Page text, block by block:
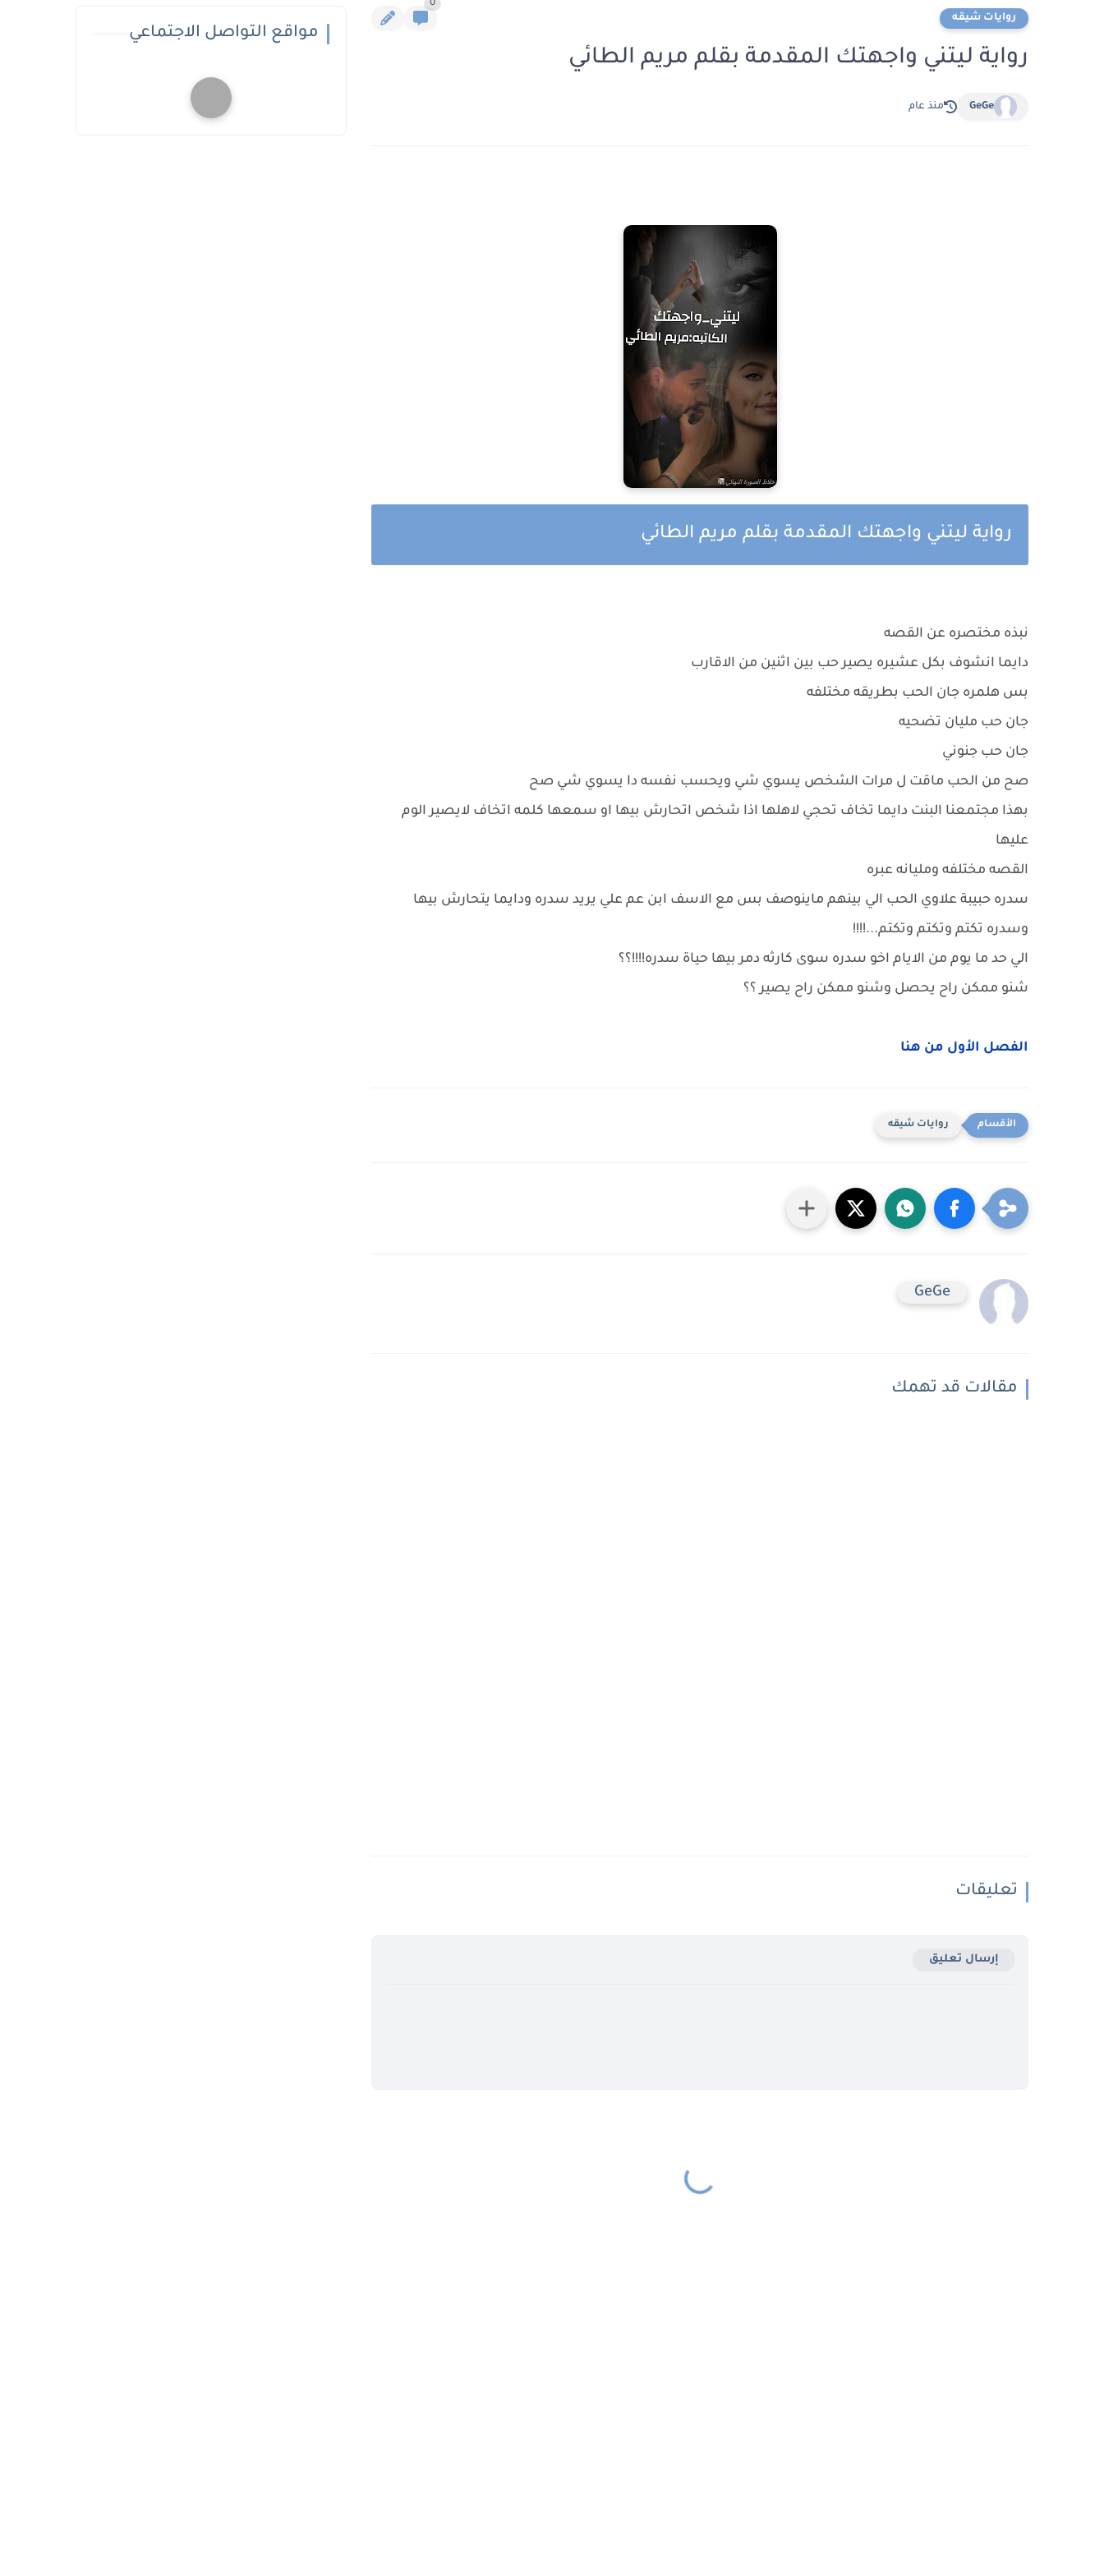
روايات شيقه
0
رواية ليتني واجهتك المقدمة بقلم مريم الطائي
GeGe منذ عام
رواية ليتني واجهتك المقدمة بقلم مريم الطائي
نبذه مختصره عن القصه
دايما انشوف بكل عشيره يصير حب بين اثنين من الاقارب
بس هلمره جان الحب بطريقه مختلفه
جان حب مليان تضحيه
جان حب جنوني
صح من الحب ماقت ل مرات الشخص يسوي شي ويحسب نفسه دا يسوي شي صح
بهذا مجتمعنا البنت دايما تخاف تحجي لاهلها اذا شخص اتحارش بيها او سمعها كلمه اتخاف لايصير الوم
عليها
القصه مختلفه ومليانه عبره
سدره حبيبة علاوي الحب الي بينهم ماينوصف بس مع الاسف ابن عم علي يريد سدره ودايما يتحارش بيها
وسدره تكتم وتكتم وتكتم...!!!!
الي حد ما يوم من الايام اخو سدره سوى كارثه دمر بيها حياة سدره!!!!؟؟
شنو ممكن راح يحصل وشنو ممكن راح يصير ؟؟
الفصل الأول من هنا
روايات شيقه
GeGe
مقالات قد تهمك
تعليقات
إرسال تعليق
مواقع التواصل الاجتماعي